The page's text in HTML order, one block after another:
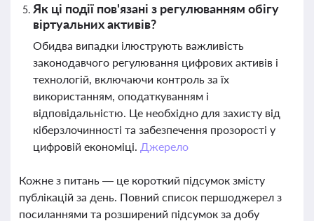
Як ці події пов'язані з регулюванням обігу
віртуальних активів?
Обидва випадки ілюструють важливість
законодавчого регулювання цифрових активів і
технологій, включаючи контроль за їх
використанням, оподаткуванням і
відповідальністю. Це необхідно для захисту від
кіберзлочинності та забезпечення прозорості у
цифровій економіці. Джерело
Кожне з питань — це короткий підсумок змісту
публікацій за день. Повний список першоджерел з
посиланнями та розширений підсумок за добу